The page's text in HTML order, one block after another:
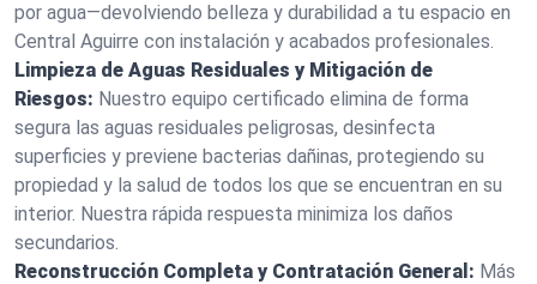
por agua—devolviendo belleza y durabilidad a tu espacio en
Central Aguirre con instalación y acabados profesionales.
Limpieza de Aguas Residuales y Mitigación de
Riesgos: Nuestro equipo certificado elimina de forma
segura las aguas residuales peligrosas, desinfecta
superficies y previene bacterias dañinas, protegiendo su
propiedad y la salud de todos los que se encuentran en su
interior. Nuestra rápida respuesta minimiza los daños
secundarios.
Reconstrucción Completa y Contratación General: Más